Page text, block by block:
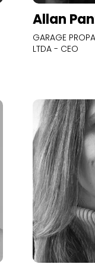
Allan
GARAGE
LTDA - CEO